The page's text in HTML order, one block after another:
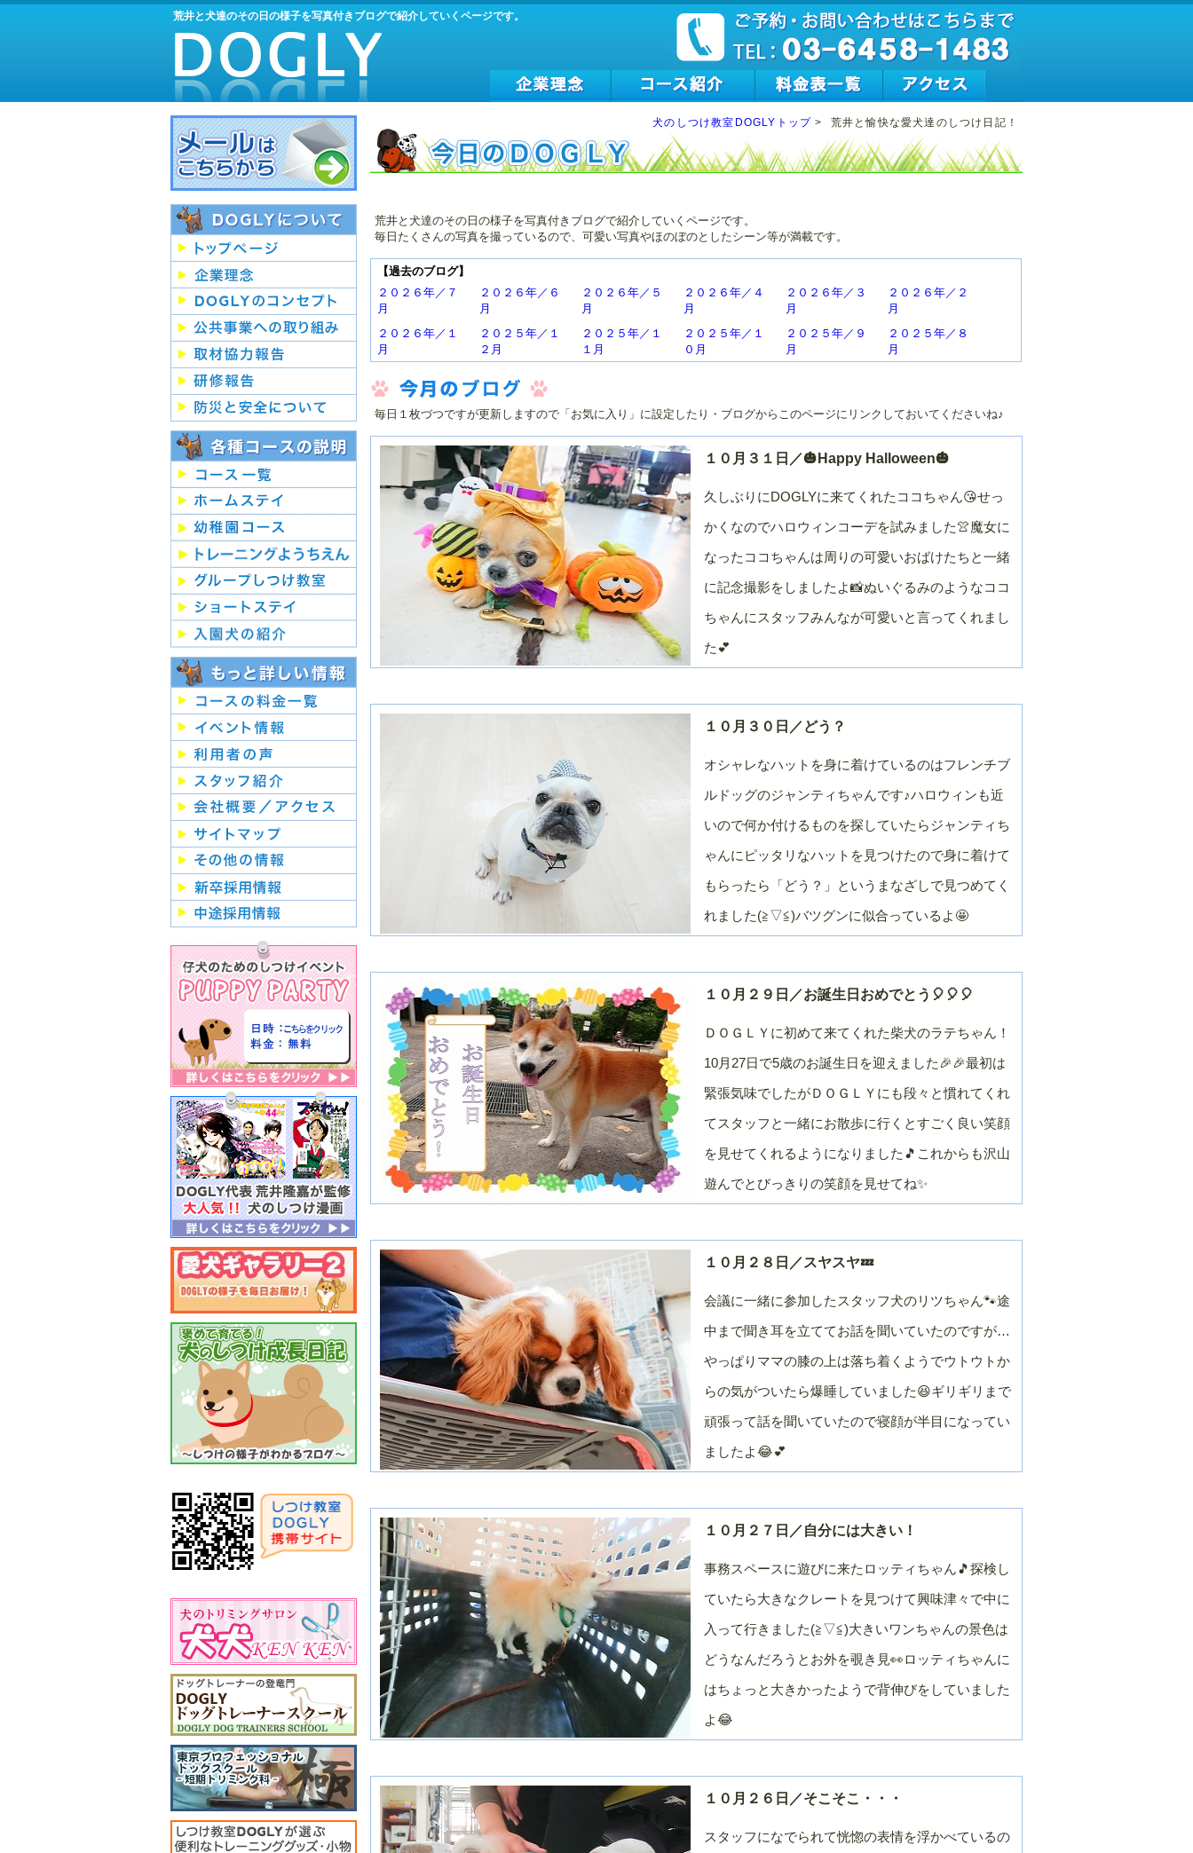
荒井と犬達のその日の様子を写真付きブログで紹介していくページです。
犬のしつけ教室DOGLYトップ > 荒井と愉快な愛犬達のしつけ日記！
荒井と犬達のその日の様子を写真付きブログで紹介していくページです。
毎日たくさんの写真を撮っているので、可愛い写真やほのぼのとしたシーン等が満載です。
【過去のブログ】
２０２６年／７
月
２０２６年／６
月
２０２６年／５
月
２０２６年／４
月
２０２６年／３
月
２０２６年／２
月
２０２６年／１
月
２０２５年／１
２月
２０２５年／１
１月
２０２５年／１
０月
２０２５年／９
月
２０２５年／８
月
月
月
２０２５年／１
２０２４年／１
２０２４年／１
２０２４年／１
２０２４年／９
２０２４年／８
２０２４年／７
２０２４年／６
月
２０２４年／５
月
２０２４年／４
月
２０２４年／３
２０２４年／２
２０２４年／１
２０２３年／１
２月
２０２３年／１
１月
２０２３年／１
０月
２０２３年／９
２０２３年／８
２０２３年／７
２０２３年／６
月
２０２３年／５
月
２０２３年／４
２０２３年／３
月
２０２３年／２
月
２０２３年／１
２０２２年／１
２月
２０２２年／１
１月
２０２２年／１
０月
２０２２年／９
月
２０２２年／８
月
月
２０２２年／６
２０２２年／５
月
２０２２年／４
２０２２年／３
２０２２年／２
２０２２年／１
２０２１年／１
２０２１年／１
２０２１年／７
月
２０２１年／６
月
２０２１年／５
月
２０２１年／４
月
２０２１年／３
月
２０２１年／２
月
２０２０年／６
２０２０年／５
月
月
月
２０１９年／１
２０１９年／１
１月
２０１９年／１
２０１９年／９
２０１９年／８
２０１９年／６
月
２０１９年／５
２０１９年／４
２０１９年／３
月
２０１９年／２
月
２０１８年／１
０月
月
月
２０１８年／１
月
２０１７年／１
２月
２０１７年／１
１月
２０１７年／１
２０１７年／９
月
２０１７年／８
月
２０１７年／７
２０１７年／６
月
２０１７年／５
月
２０１７年／４
２０１７年／３
月
２０１７年／２
月
２０１７年／１
月
２０１６年／１
２月
２０１６年／１
１月
２０１６年／１
０月
２０１６年／９
２０１６年／８
２０１６年／７
２０１６年／６
月
２０１６年／５
月
月
月
２０１６年／１
月
２０１５年／１
２月
２０１５年／１
１月
２０１５年／１
２０１５年／９
２０１５年／８
２０１５年／７
月
２０１５年／６
月
２０１５年／５
月
２０１５年／４
月
２０１５年／３
月
２０１５年／２
月
月
１月
０月
２０１４年／７
月
２０１４年／６
月
２０１４年／４
月
２０１４年／３
２０１４年／１
月
２０１３年／１
２月
２０１３年／１
１月
０月
月
月
２０１３年／７
月
２０１３年／６
月
２０１３年／５
月
２０１３年／４
２０１３年／３
月
２０１３年／２
月
２０１３年／１
月
２０１２年／１
２月
２０１２年／１
１月
２０１２年／１
０月
２０１２年／９
２０１２年／８
２０１２年／７
月
２０１２年／６
月
２０１２年／５
月
２０１２年／４
月
２０１２年／１
２０１１年／１
２０１１年／１
２０１１年／１
２０１１年／９
２０１１年／８
２０１１年／７
月
２０１１年／６
月
２０１１年／５
２０１１年／４
月
月
月
２０１１年／１
月
２０１０年／１
２月
２０１０年／１
１月
２０１０年／１
０月
月
月
２０１０年／７
月
２０１０年／６
月
２０１０年／５
月
２０１０年／４
毎日１枚づつですが更新しますので「お気に入り」に設定したり・ブログからこのページにリンクしておいてくださいね♪
１０月３１日／🎃Happy Halloween🎃
久しぶりにDOGLYに来てくれたココちゃん😘せっ
かくなのでハロウィンコーデを試みました👚魔女に
なったココちゃんは周りの可愛いおばけたちと一緒
に記念撮影をしましたよ📸ぬいぐるみのようなココ
ちゃんにスタッフみんなが可愛いと言ってくれまし
た💕
１０月３０日／どう？
オシャレなハットを身に着けているのはフレンチブ
ルドッグのジャンティちゃんです♪ハロウィンも近
いので何か付けるものを探していたらジャンティち
ゃんにピッタリなハットを見つけたので身に着けて
もらったら「どう？」というまなざしで見つめてく
れました(≧▽≦)バツグンに似合っているよ🤩
１０月２９日／お誕生日おめでとう🎈🎈🎈
ＤＯＧＬＹに初めて来てくれた柴犬のラテちゃん！
10月27日で5歳のお誕生日を迎えました🎉🎉最初は
緊張気味でしたがＤＯＧＬＹにも段々と慣れてくれ
てスタッフと一緒にお散歩に行くとすごく良い笑顔
を見せてくれるようになりました🎵これからも沢山
遊んでとびっきりの笑顔を見せてね✨
１０月２８日／スヤスヤ💤
会議に一緒に参加したスタッフ犬のリツちゃん🐾途
中まで聞き耳を立ててお話を聞いていたのですが…
やっぱりママの膝の上は落ち着くようでウトウトか
らの気がついたら爆睡していました😆ギリギリまで
頑張って話を聞いていたので寝顔が半目になってい
ましたよ😂💕
１０月２７日／自分には大きい！
事務スペースに遊びに来たロッティちゃん🎵探検し
ていたら大きなクレートを見つけて興味津々で中に
入って行きました(≧▽≦)大きいワンちゃんの景色は
どうなんだろうとお外を覗き見👀ロッティちゃんに
はちょっと大きかったようで背伸びをしていました
よ😂
１０月２６日／そこそこ・・・
スタッフになでられて恍惚の表情を浮かべているの